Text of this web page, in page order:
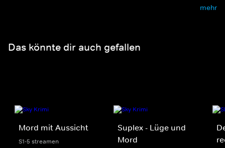
mehr
Das könnte dir auch gefallen
Mord mit Aussicht
S1-5 streamen
Suplex - Lüge und
Mord